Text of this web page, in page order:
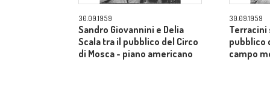
30.09.1959
Sandro Giovannini e Delia
Scala tra il pubblico del Circo
di Mosca - piano americano
30.09.1959
Terracini
pubblico
campo